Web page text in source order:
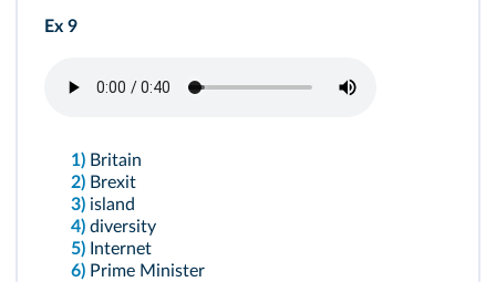
Ex 9
1) Britain
2) Brexit
3) island
4) diversity
5) Internet
6) Prime Minister